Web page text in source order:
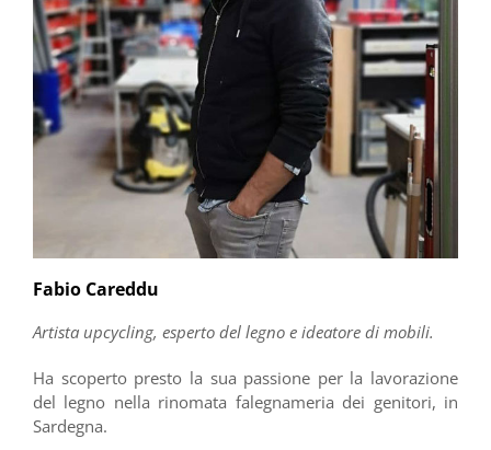
Fabio Careddu
Artista upcycling, esperto del legno e ideatore di mobili.
Ha scoperto presto la sua passione per la lavorazione
del legno nella rinomata falegnameria dei genitori, in
Sardegna.